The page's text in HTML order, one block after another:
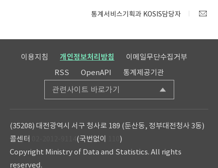
류별이
전체로
로
보려면
?
통계서비스기획과 KOSIS담당자
이용지침 개인정보처리방침
이메일무단수집거부
RSS
OpenAPI 통계제공기관
관련사이트 바로가기
(35208) 대전광역시 서구 청사로 189 (둔산동, 정부대전청사 3동)
콜센터
(국번없이
)
Copyright Ministry of Data and Statistics. All rights
reserved.